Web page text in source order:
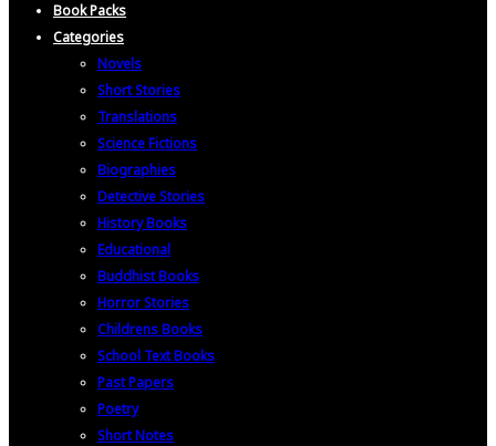
Book Packs
Categories
Novels
Short Stories
Translations
Science Fictions
Biographies
Detective Stories
History Books
Educational
Buddhist Books
Horror Stories
Childrens Books
School Text Books
Past Papers
Poetry
Short Notes